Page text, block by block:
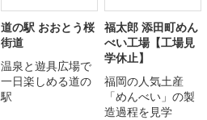
道の駅 おおとう桜
街道
温泉と遊具広場で
一日楽しめる道の
駅
福太郎 添田町めん
べい工場【工場見
学休止】
福岡の人気土産
「めんべい」の製
造過程を見学